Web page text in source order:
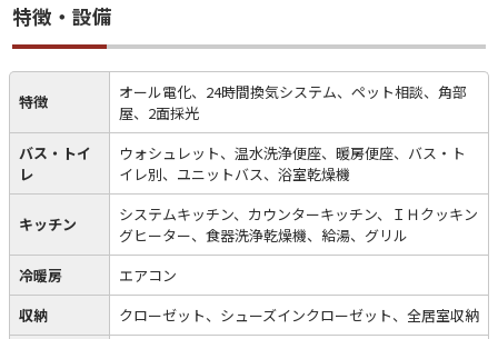
特徴・設備
特徴
オール電化、24時間換気システム、ペット相談、角部
屋、2面採光
バス・トイ
レ
ウォシュレット、温水洗浄便座、暖房便座、バス・ト
イレ別、ユニットバス、浴室乾燥機
キッチン
システムキッチン、カウンターキッチン、ＩＨクッキン
グヒーター、食器洗浄乾燥機、給湯、グリル
冷暖房
エアコン
収納
クローゼット、シューズインクローゼット、全居室収納